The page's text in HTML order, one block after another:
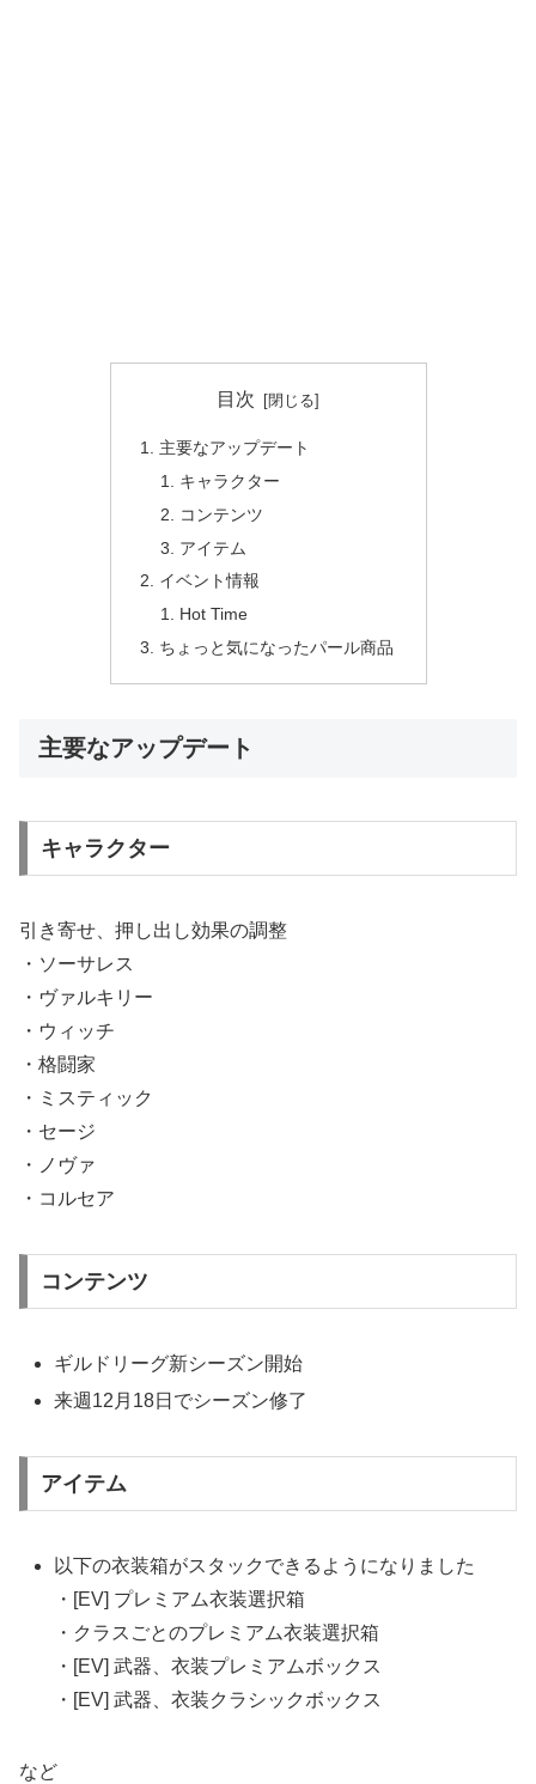
目次
主要なアップデート
キャラクター
コンテンツ
アイテム
イベント情報
Hot Time
ちょっと気になったパール商品
主要なアップデート
キャラクター
引き寄せ、押し出し効果の調整
・ソーサレス
・ヴァルキリー
・ウィッチ
・格闘家
・ミスティック
・セージ
・ノヴァ
・コルセア
コンテンツ
ギルドリーグ新シーズン開始
来週12月18日でシーズン修了
アイテム
以下の衣装箱がスタックできるようになりました
・[EV] プレミアム衣装選択箱
・クラスごとのプレミアム衣装選択箱
・[EV] 武器、衣装プレミアムボックス
・[EV] 武器、衣装クラシックボックス
など